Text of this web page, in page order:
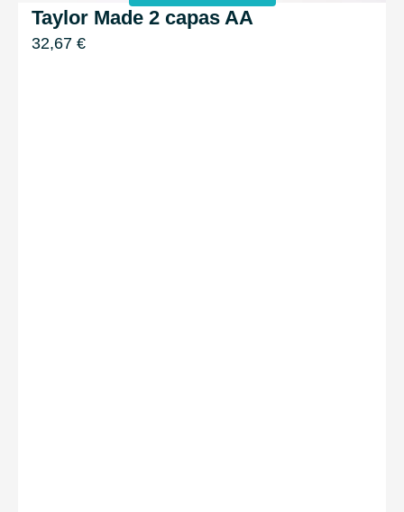
Taylor Made 2 capas AA
32,67 €